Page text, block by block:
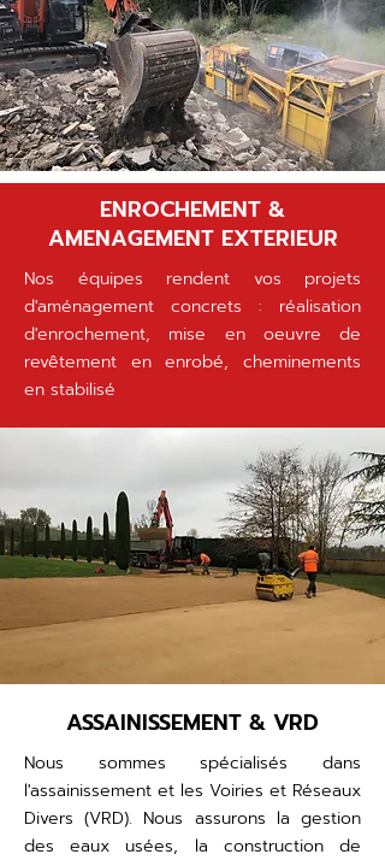
ENROCHEMENT &
AMENAGEMENT EXTERIEUR
Nos équipes rendent vos projets
d'aménagement concrets : réalisation
d'enrochement, mise en oeuvre de
revêtement en enrobé, cheminements
en stabilisé
ASSAINISSEMENT & VRD
Nous sommes spécialisés dans
l'assainissement et les Voiries et Réseaux
Divers (VRD). Nous assurons la gestion
des eaux usées, la construction de